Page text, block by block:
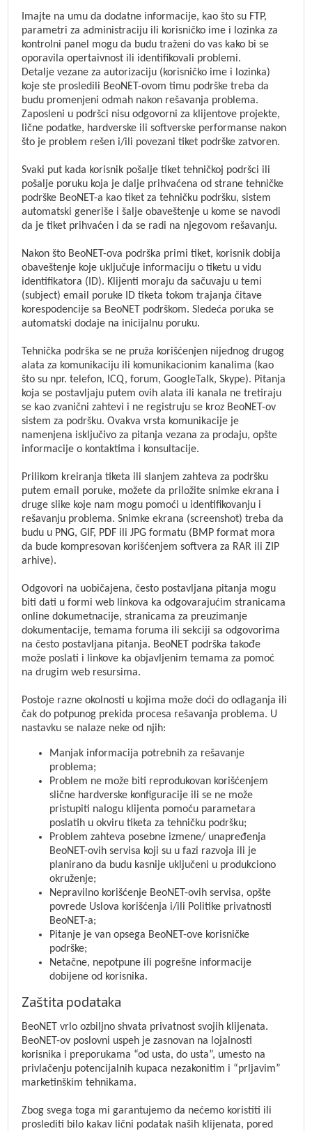
Imajte na umu da dodatne informacije, kao što su FTP,
parametri za administraciju ili korisničko ime i lozinka za
kontrolni panel mogu da budu traženi do vas kako bi se
oporavila opertaivnost ili identifikovali problemi.
Detalje vezane za autorizaciju (korisničko ime i lozinka)
koje ste prosledili BeoNET-ovom timu podrške treba da
budu promenjeni odmah nakon rešavanja problema.
Zaposleni u podršci nisu odgovorni za klijentove projekte,
lične podatke, hardverske ili softverske performanse nakon
što je problem rešen i/ili povezani tiket podrške zatvoren.
Svaki put kada korisnik pošalje tiket tehničkoj podršci ili
pošalje poruku koja je dalje prihvaćena od strane tehničke
podrške BeoNET-a kao tiket za tehničku podršku, sistem
automatski generiše i šalje obaveštenje u kome se navodi
da je tiket prihvaćen i da se radi na njegovom rešavanju.
Nakon što BeoNET-ova podrška primi tiket, korisnik dobija
obaveštenje koje uključuje informaciju o tiketu u vidu
identifikatora (ID). Klijenti moraju da sačuvaju u temi
(subject) email poruke ID tiketa tokom trajanja čitave
korespodencije sa BeoNET podrškom. Sledeća poruka se
automatski dodaje na inicijalnu poruku.
Tehnička podrška se ne pruža korišćenjen nijednog drugog
alata za komunikaciju ili komunikacionim kanalima (kao
što su npr. telefon, ICQ, forum, GoogleTalk, Skype). Pitanja
koja se postavljaju putem ovih alata ili kanala ne tretiraju
se kao zvanični zahtevi i ne registruju se kroz BeoNET-ov
sistem za podršku. Ovakva vrsta komunikacije je
namenjena isključivo za pitanja vezana za prodaju, opšte
informacije o kontaktima i konsultacije.
Prilikom kreiranja tiketa ili slanjem zahteva za podršku
putem email poruke, možete da priložite snimke ekrana i
druge slike koje nam mogu pomoći u identifikovanju i
rešavanju problema. Snimke ekrana (screenshot) treba da
budu u PNG, GIF, PDF ili JPG formatu (BMP format mora
da bude kompresovan korišćenjem softvera za RAR ili ZIP
arhive).
Odgovori na uobičajena, često postavljana pitanja mogu
biti dati u formi web linkova ka odgovarajućim stranicama
online dokumetnacije, stranicama za preuzimanje
dokumentacije, temama foruma ili sekciji sa odgovorima
na često postavljana pitanja. BeoNET podrška takođe
može poslati i linkove ka objavljenim temama za pomoć
na drugim web resursima.
Postoje razne okolnosti u kojima može doći do odlaganja ili
čak do potpunog prekida procesa rešavanja problema. U
nastavku se nalaze neke od njih:
Manjak informacija potrebnih za rešavanje
problema;
Problem ne može biti reprodukovan korišćenjem
slične hardverske konfiguracije ili se ne može
pristupiti nalogu klijenta pomoću parametara
poslatih u okviru tiketa za tehničku podršku;
Problem zahteva posebne izmene/ unapređenja
BeoNET-ovih servisa koji su u fazi razvoja ili je
planirano da budu kasnije uključeni u produkciono
okruženje;
Nepravilno korišćenje BeoNET-ovih servisa, opšte
povrede Uslova korišćenja i/ili Politike privatnosti
BeoNET-a;
Pitanje je van opsega BeoNET-ove korisničke
podrške;
Netačne, nepotpune ili pogrešne informacije
dobijene od korisnika.
Zaštita podataka
BeoNET vrlo ozbiljno shvata privatnost svojih klijenata.
BeoNET-ov poslovni uspeh je zasnovan na lojalnosti
korisnika i preporukama “od usta, do usta”, umesto na
privlačenju potencijalnih kupaca nezakonitim i “prljavim”
marketinškim tehnikama.
Zbog svega toga mi garantujemo da nećemo koristiti ili
proslediti bilo kakav lični podatak naših klijenata, pored